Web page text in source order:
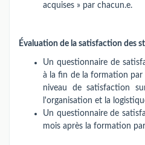
acquises » par chacun.e.
Évaluation de la satisfaction des
Un questionnaire de
à la fin de la formation par
niveau de satisfaction
l'organisation et la
Un questionnaire de
mois après la formation